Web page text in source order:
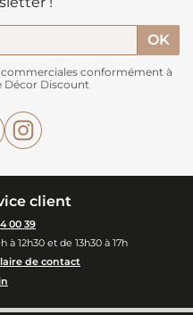
conformément à
Décor Discount
Pinterest
client
00 39
12h30 et de 13h30 à 17h
de contact